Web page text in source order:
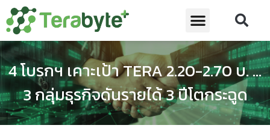
4 โบรกฯ เคาะเป้า TERA 2.20-2.70 บ. …
3 กลุ่มธุรกิจดันรายได้ 3 ปีโตกระฉูด